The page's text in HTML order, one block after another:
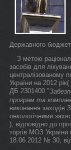
Державного
З метою
засобів для
централізованому
України на 2012
ДБ 2301400 "
програм та
виконання заходів
онкологічними
), відповідно до
торгів МОЗ
18.06.2012 № 30,